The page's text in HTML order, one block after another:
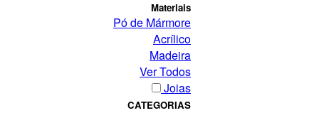
Materiais
Pó de Mármore
Acrílico
Madeira
Ver Todos
Joias
CATEGORIAS